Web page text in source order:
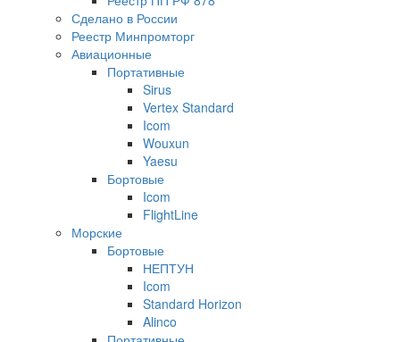
Сделано в России
Реестр Минпромторг
Авиационные
Портативные
Sirus
Vertex Standard
Icom
Wouxun
Yaesu
Бортовые
Icom
FlightLine
Морские
Бортовые
НЕПТУН
Icom
Standard Horizon
Alinco